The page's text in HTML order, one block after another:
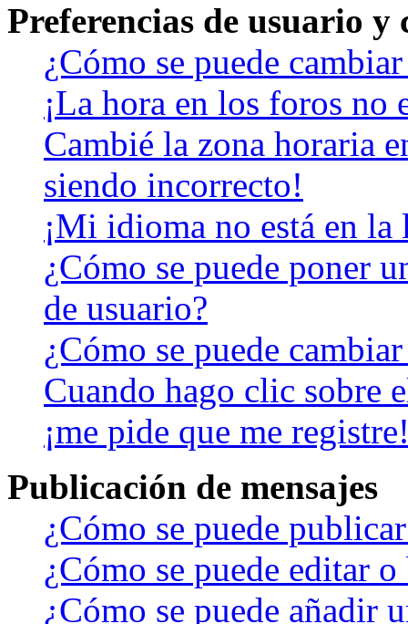
Preferencias de usuario y
¿Cómo se puede
¡La hora en los foros no
Cambié la zona horaria
siendo incorrecto!
¡Mi idioma no está en la
¿Cómo se puede poner
de usuario?
¿Cómo se puede
Cuando hago clic sobre
¡me pide que me
Publicación de mensajes
¿Cómo se puede
¿Cómo se puede editar
¿Cómo se puede añadir